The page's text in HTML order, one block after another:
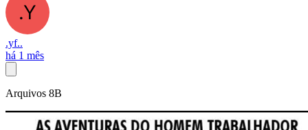
.yf..
há 1 mês
Arquivos 8B